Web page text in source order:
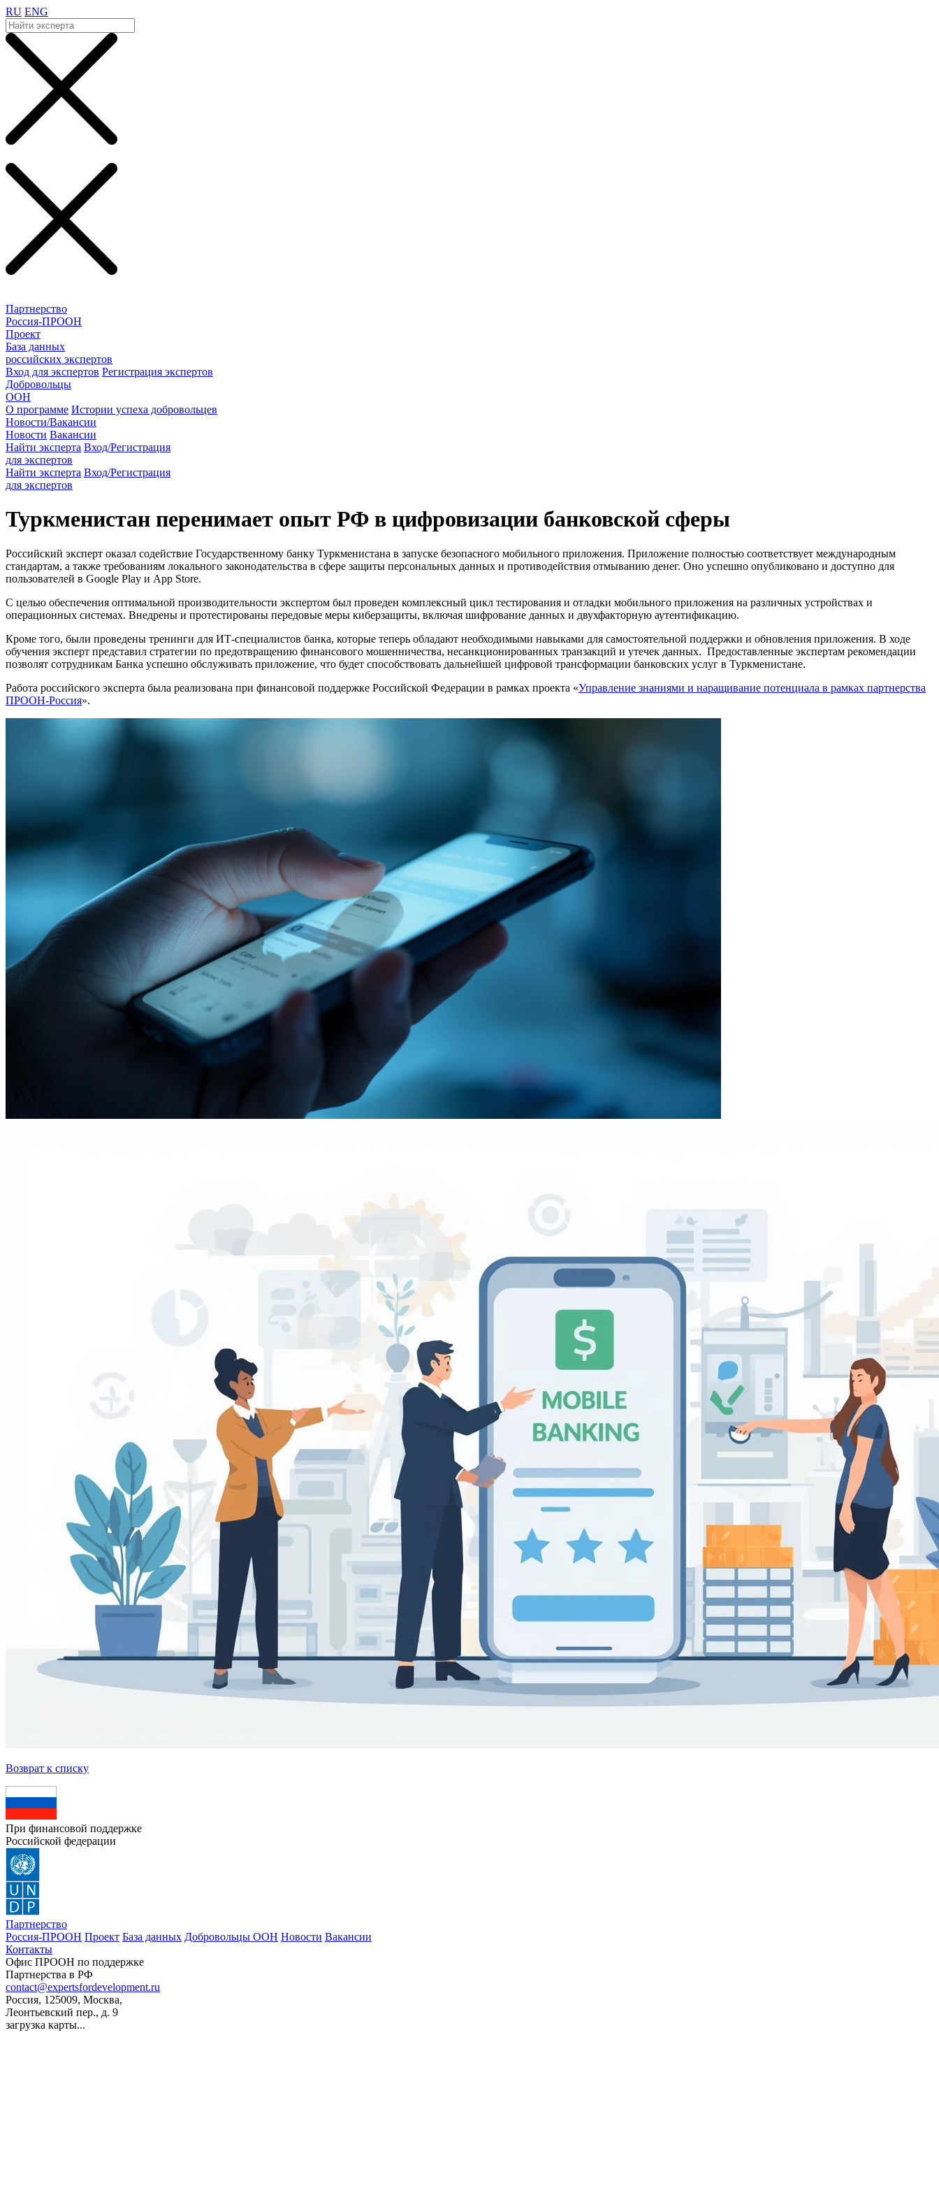
RU ENG
Партнерство
Россия-ПРООН
Проект
База данных
российских экспертов
Вход для экспертов Регистрация экспертов
Добровольцы
ООН
О программе Истории успеха добровольцев
Новости/Вакансии
Новости Вакансии
Найти эксперта Вход/Регистрация
для экспертов
Найти эксперта Вход/Регистрация
для экспертов
Туркменистан перенимает опыт РФ в цифровизации банковской сферы
Российский эксперт оказал содействие Государственному банку Туркменистана в запуске безопасного мобильного приложения. Приложение полностью соответствует международным
стандартам, а также требованиям локального законодательства в сфере защиты персональных данных и противодействия отмыванию денег. Оно успешно опубликовано и доступно для
пользователей в Google Play и App Store.
С целью обеспечения оптимальной производительности экспертом был проведен комплексный цикл тестирования и отладки мобильного приложения на различных устройствах и
операционных системах. Внедрены и протестированы передовые меры киберзащиты, включая шифрование данных и двухфакторную аутентификацию.
Кроме того, были проведены тренинги для ИТ-специалистов банка, которые теперь обладают необходимыми навыками для самостоятельной поддержки и обновления приложения. В ходе
обучения эксперт представил стратегии по предотвращению финансового мошенничества, несанкционированных транзакций и утечек данных. Предоставленные экспертам рекомендации
позволят сотрудникам Банка успешно обслуживать приложение, что будет способствовать дальнейшей цифровой трансформации банковских услуг в Туркменистане.
Работа российского эксперта была реализована при финансовой поддержке Российской Федерации в рамках проекта «Управление знаниями и наращивание потенциала в рамках партнерства
ПРООН-Россия».
Возврат к списку
При финансовой поддержке
Российской федерации
Партнерство
Россия-ПРООН Проект База данных Добровольцы ООН Новости Вакансии
Контакты
Офис ПРООН по поддержке
Партнерства в РФ
contact@expertsfordevelopment.ru
Россия, 125009, Москва,
Леонтьевский пер., д. 9
загрузка карты...